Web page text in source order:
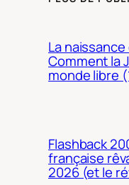
La
Comment la
monde libre
Flashback
française
2026 (et le